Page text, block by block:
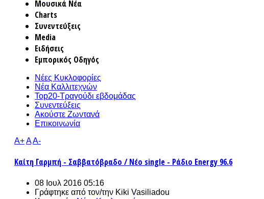
Μουσικά Νέα
Charts
Συνεντεύξεις
Media
Ειδήσεις
Εμπορικός Οδηγός
Νέες Κυκλοφορίες
Νέα Καλλιτεχνών
Top20-Τραγούδι εβδομάδας
Συνεντεύξεις
Ακούστε Ζωντανά
Επικοινωνία
A+AA-
Καίτη Γαρμπή - Σαββατόβραδο / Νέο single - Ράδιο Energy 96.6
08 Ιουλ 2016 05:16
Γράφτηκε από τον/την Kiki Vasiliadou